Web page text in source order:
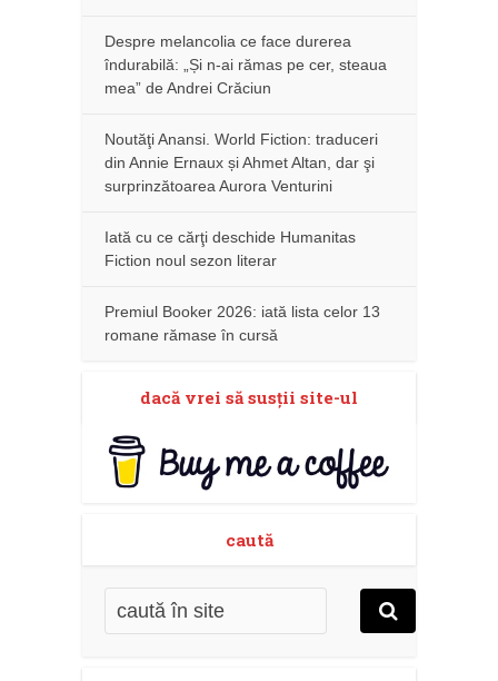
Despre melancolia ce face durerea
îndurabilă: „Și n-ai rămas pe cer, steaua
mea” de Andrei Crăciun
Noutăţi Anansi. World Fiction: traduceri
din Annie Ernaux și Ahmet Altan, dar şi
surprinzătoarea Aurora Venturini
Iată cu ce cărţi deschide Humanitas
Fiction noul sezon literar
Premiul Booker 2026: iată lista celor 13
romane rămase în cursă
dacă vrei să susţii site-ul
caută